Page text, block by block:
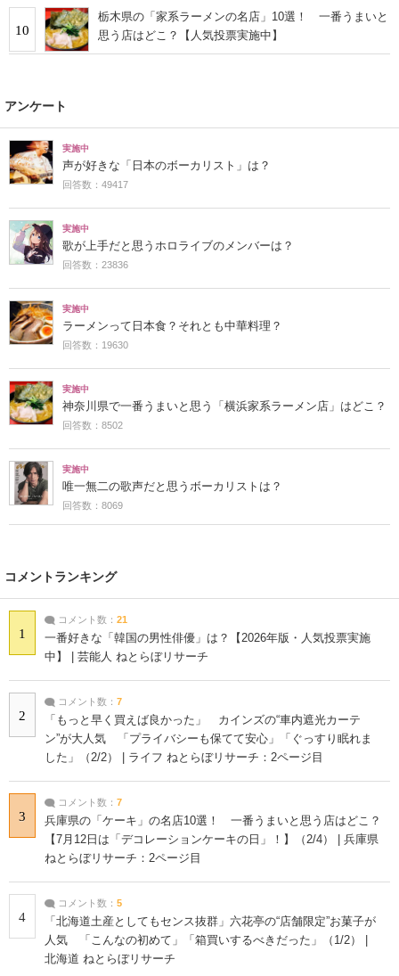
10
栃木県の「家系ラーメンの名店」10選！ 一番うまいと
思う店はどこ？【人気投票実施中】
アンケート
実施中
声が好きな「日本のボーカリスト」は？
回答数：49417
実施中
歌が上手だと思うホロライブのメンバーは？
回答数：23836
実施中
ラーメンって日本食？それとも中華料理？
回答数：19630
実施中
神奈川県で一番うまいと思う「横浜家系ラーメン店」はどこ？
回答数：8502
実施中
唯一無二の歌声だと思うボーカリストは？
回答数：8069
コメントランキング
1
コメント数： 21
一番好きな「韓国の男性俳優」は？【2026年版・人気投票実施
中】 | 芸能人 ねとらぼリサーチ
2
コメント数： 7
「もっと早く買えば良かった」 カインズの“車内遮光カーテ
ン”が大人気 「プライバシーも保てて安心」「ぐっすり眠れま
した」（2/2） | ライフ ねとらぼリサーチ：2ページ目
3
コメント数： 7
兵庫県の「ケーキ」の名店10選！ 一番うまいと思う店はどこ？
【7月12日は「デコレーションケーキの日」！】（2/4） | 兵庫県
ねとらぼリサーチ：2ページ目
4
コメント数： 5
「北海道土産としてもセンス抜群」六花亭の“店舗限定”お菓子が
人気 「こんなの初めて」「箱買いするべきだった」（1/2） |
北海道 ねとらぼリサーチ